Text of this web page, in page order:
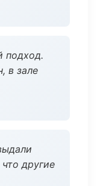
подход.
в зале
другие